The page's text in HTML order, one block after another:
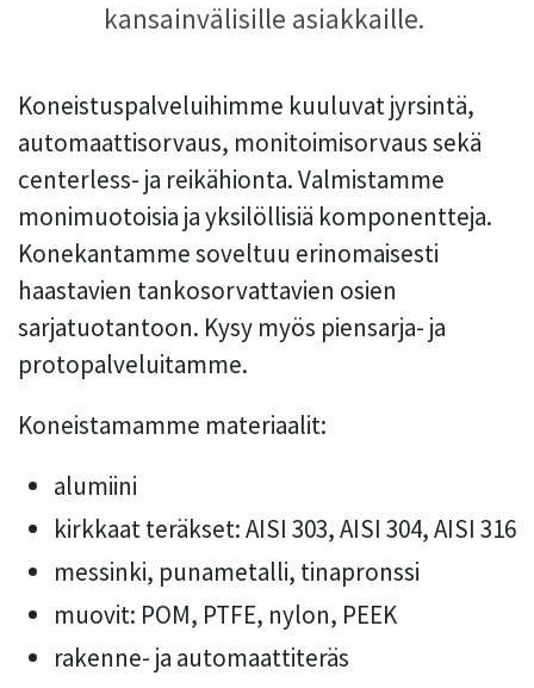
kansainvälisille asiakkaille.
Koneistuspalveluihimme kuuluvat jyrsintä,
automaattisorvaus, monitoimisorvaus sekä
centerless- ja reikähionta. Valmistamme
monimuotoisia ja yksilöllisiä komponentteja.
Konekantamme soveltuu erinomaisesti
haastavien tankosorvattavien osien
sarjatuotantoon. Kysy myös piensarja- ja
protopalveluitamme.
Koneistamamme materiaalit:
alumiini
kirkkaat teräkset: AISI 303, AISI 304, AISI 316
messinki, punametalli, tinapronssi
muovit: POM, PTFE, nylon, PEEK
rakenne- ja automaattiteräs